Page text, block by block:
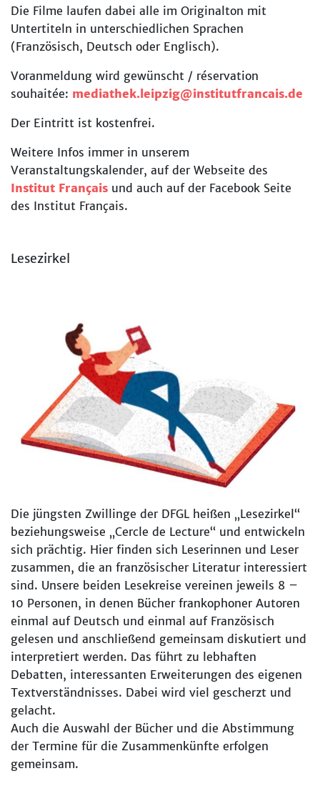
Die Filme laufen dabei alle im Originalton mit
Untertiteln in unterschiedlichen Sprachen
(Französisch, Deutsch oder Englisch).
Voranmeldung wird gewünscht / réservation
souhaitée: mediathek.leipzig@institutfrancais.de
Der Eintritt ist kostenfrei.
Weitere Infos immer in unserem
Veranstaltungskalender, auf der Webseite des
Institut Français und auch auf der Facebook Seite
des Institut Français.
Lesezirkel
Die jüngsten Zwillinge der DFGL heißen „Lesezirkel“
beziehungsweise „Cercle de Lecture“ und entwickeln
sich prächtig. Hier finden sich Leserinnen und Leser
zusammen, die an französischer Literatur interessiert
sind. Unsere beiden Lesekreise vereinen jeweils 8 –
10 Personen, in denen Bücher frankophoner Autoren
einmal auf Deutsch und einmal auf Französisch
gelesen und anschließend gemeinsam diskutiert und
interpretiert werden. Das führt zu lebhaften
Debatten, interessanten Erweiterungen des eigenen
Textverständnisses. Dabei wird viel gescherzt und
gelacht.
Auch die Auswahl der Bücher und die Abstimmung
der Termine für die Zusammenkünfte erfolgen
gemeinsam.